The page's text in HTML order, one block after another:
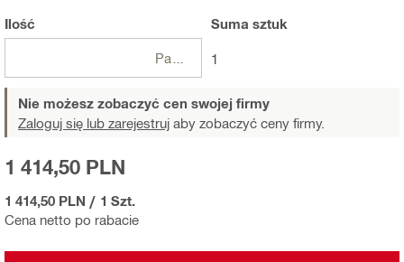
Ilość Suma sztuk
1
Nie możesz zobaczyć cen swojej firmy
Zaloguj się lub zarejestruj aby zobaczyć ceny firmy.
Cena netto po rabacie
1 414,50 PLN
1 414,50 PLN / 1 Szt.